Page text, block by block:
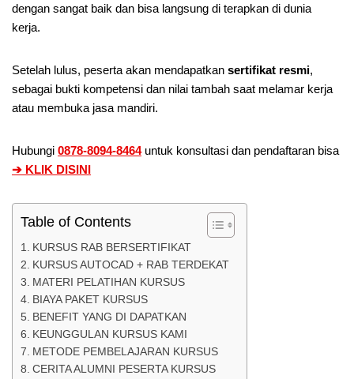
dengan sangat baik dan bisa langsung di terapkan di dunia
kerja.
Setelah lulus, peserta akan mendapatkan sertifikat resmi,
sebagai bukti kompetensi dan nilai tambah saat melamar kerja
atau membuka jasa mandiri.
Hubungi 0878-8094-8464untuk konsultasi dan pendaftaran bisa
➔ KLIK DISINI
Table of Contents
KURSUS RAB BERSERTIFIKAT
KURSUS AUTOCAD + RAB TERDEKAT
MATERI PELATIHAN KURSUS
BIAYA PAKET KURSUS
BENEFIT YANG DI DAPATKAN
KEUNGGULAN KURSUS KAMI
METODE PEMBELAJARAN KURSUS
CERITA ALUMNI PESERTA KURSUS